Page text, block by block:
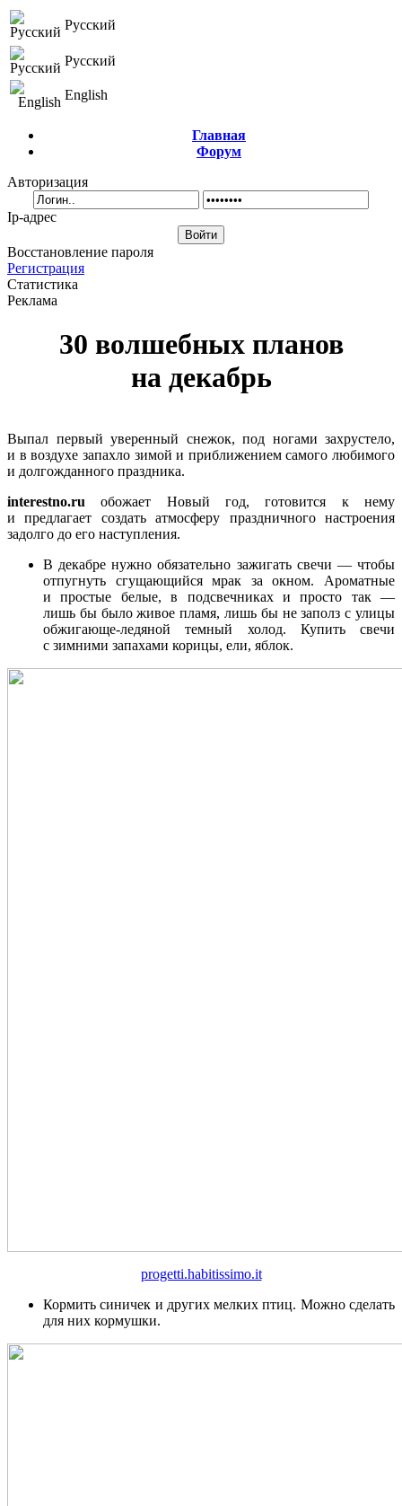
Русский
Русский
English
Главная
Форум
Авторизация
Ip-адрес
Восстановление пароля
Регистрация
Статистика
Реклама
30 волшебных планов
на декабрь
Выпал первый уверенный снежок, под ногами захрустело,
и в воздухе запахло зимой и приближением самого любимого
и долгожданного праздника.
interestno.ru обожает Новый год, готовится к нему
и предлагает создать атмосферу праздничного настроения
задолго до его наступления.
В декабре нужно обязательно зажигать свечи — чтобы
отпугнуть сгущающийся мрак за окном. Ароматные
и простые белые, в подсвечниках и просто так —
лишь бы было живое пламя, лишь бы не заполз с улицы
обжигающе-ледяной темный холод. Купить свечи
с зимними запахами корицы, ели, яблок.
progetti.habitissimo.it
Кормить синичек и других мелких птиц. Можно сделать
для них кормушки.